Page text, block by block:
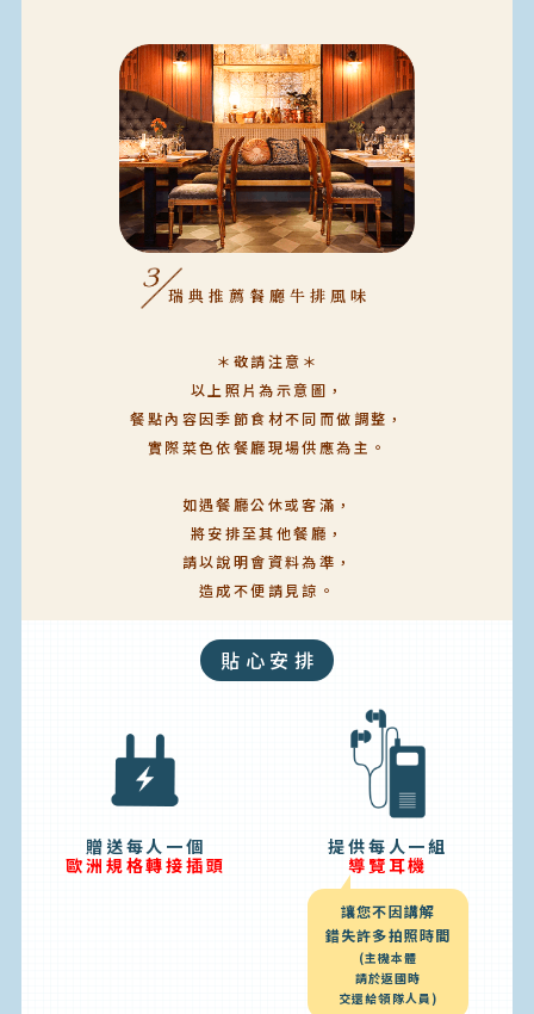
瑞典推薦餐廳牛排風味
＊敬請注意＊
以上照片為示意圖，
餐點內容因季節食材不同而做調整，
實際菜色依餐廳現場供應為主。
如遇餐廳公休或客滿，
將安排至其他餐廳，
請以說明會資料為準，
造成不便請見諒。
貼心安排
贈送每人一個
歐洲規格轉接插頭
提供每人一組
導覽耳機
讓您不因講解
錯失許多拍照時間
(主機本體
請於返國時
交還給領隊人員)